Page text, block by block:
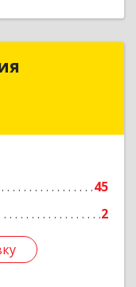
45
2
Наталия
Подробнее